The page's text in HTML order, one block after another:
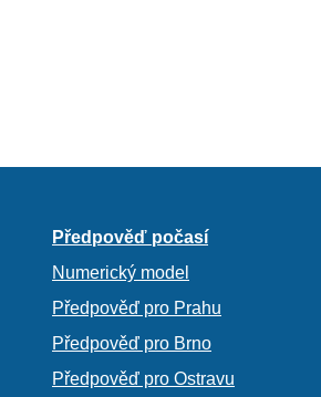
Předpověď počasí
Numerický model
Předpověď pro Prahu
Předpověď pro Brno
Předpověď pro Ostravu